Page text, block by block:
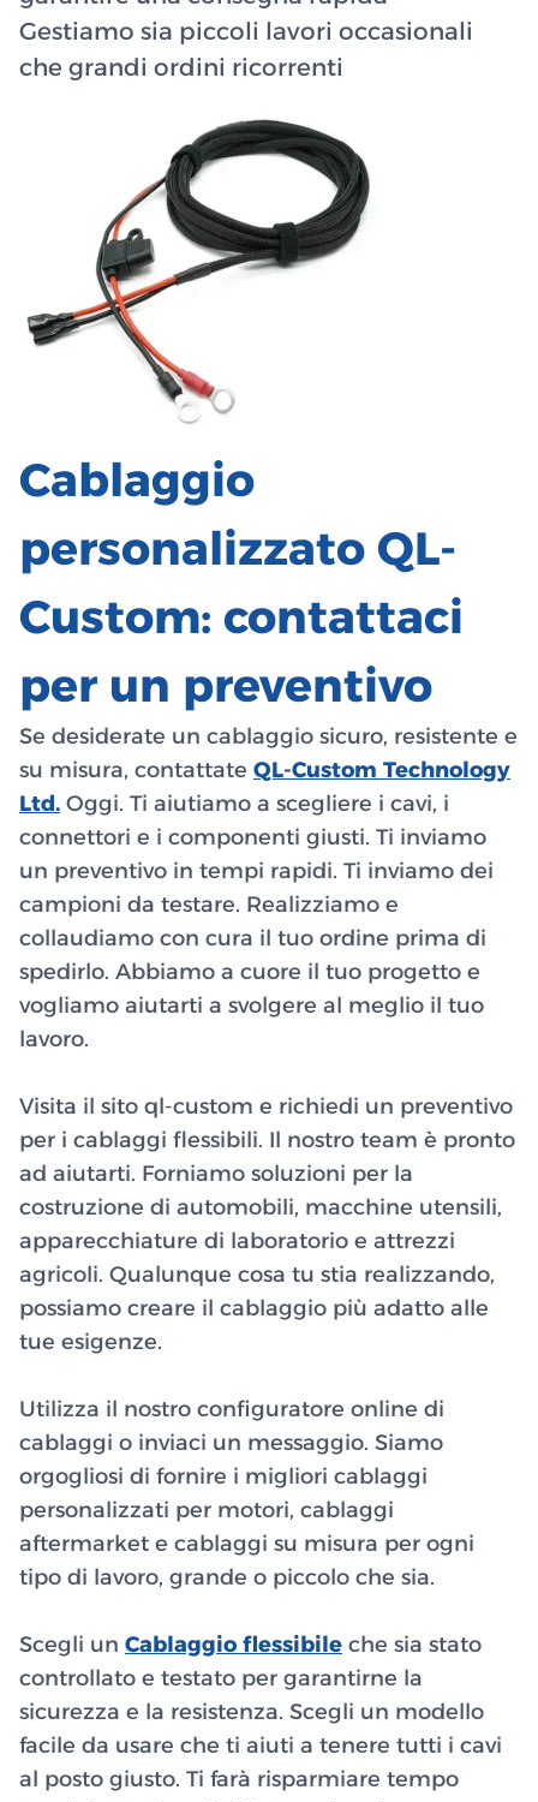
Gestiamo sia piccoli lavori occasionali
che grandi ordini ricorrenti
Cablaggio
personalizzato QL-
Custom: contattaci
per un preventivo
Se desiderate un cablaggio sicuro, resistente e
su misura, contattate QL-Custom Technology
Ltd. Oggi. Ti aiutiamo a scegliere i cavi, i
connettori e i componenti giusti. Ti inviamo
un preventivo in tempi rapidi. Ti inviamo dei
campioni da testare. Realizziamo e
collaudiamo con cura il tuo ordine prima di
spedirlo. Abbiamo a cuore il tuo progetto e
vogliamo aiutarti a svolgere al meglio il tuo
lavoro.
Visita il sito ql-custom e richiedi un preventivo
per i cablaggi flessibili. Il nostro team è pronto
ad aiutarti. Forniamo soluzioni per la
costruzione di automobili, macchine utensili,
apparecchiature di laboratorio e attrezzi
agricoli. Qualunque cosa tu stia realizzando,
possiamo creare il cablaggio più adatto alle
tue esigenze.
Utilizza il nostro configuratore online di
cablaggi o inviaci un messaggio. Siamo
orgogliosi di fornire i migliori cablaggi
personalizzati per motori, cablaggi
aftermarket e cablaggi su misura per ogni
tipo di lavoro, grande o piccolo che sia.
Scegli un Cablaggio flessibile che sia stato
controllato e testato per garantirne la
sicurezza e la resistenza. Scegli un modello
facile da usare che ti aiuti a tenere tutti i cavi
al posto giusto. Ti farà risparmiare tempo